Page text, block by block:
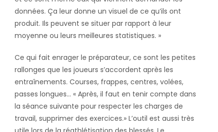
données. Ça leur donne un visuel de ce qu’ils ont
produit. Ils peuvent se situer par rapport à leur
moyenne ou leurs meilleures statistiques. »
Ce qui fait enrager le préparateur, ce sont les petites
rallonges que les joueurs s’accordent après les
entraînements. Courses, frappes, centres, volées,
passes longues… « Après, il faut en tenir compte dans
la séance suivante pour respecter les charges de
travail, supprimer des exercices.» L’outil est aussi très